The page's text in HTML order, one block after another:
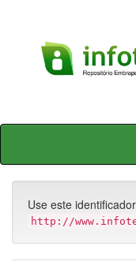
Skip
Use este
http://